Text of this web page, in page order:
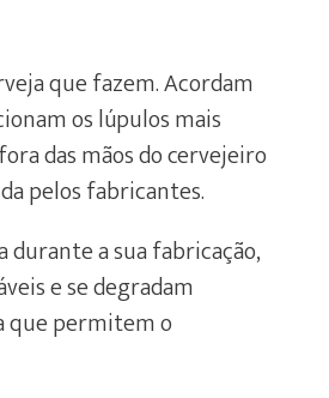
que fazem. Acordam
os lúpulos mais
das mãos do cervejeiro
pelos fabricantes.
durante a sua fabricação,
e se degradam
que permitem o